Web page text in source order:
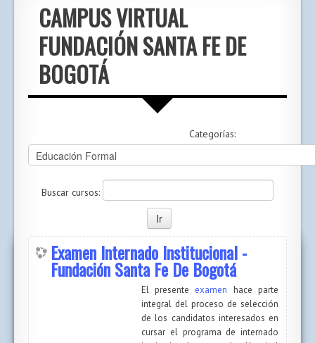
CAMPUS VIRTUAL
FUNDACIÓN SANTA FE DE
BOGOTÁ
Categorías:
Buscar cursos:
Examen Internado Institucional -
Fundación Santa Fe De Bogotá
El presente examen hace parte
integral del proceso de selección
de los candidatos interesados en
cursar el programa de internado